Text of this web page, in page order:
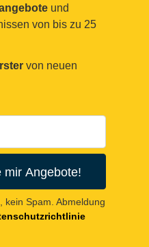
und
von bis zu 25
von neuen
mir Angebote!
kein Spam. Abmeldung